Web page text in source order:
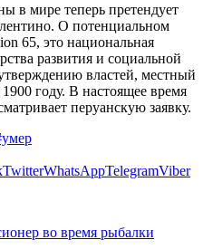
в мире теперь претендует
О потенциальном
65, это национальная
развития и социальной
властей, местный
году. В настоящее время
перуанскую заявку.
TwitterWhatsAppTelegramViber
во время рыбалки